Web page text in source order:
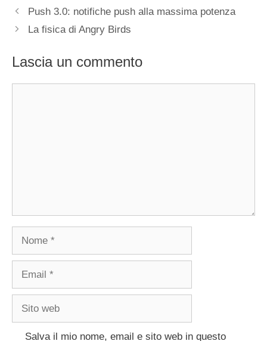
Push 3.0: notifiche push alla massima potenza
La fisica di Angry Birds
Lascia un commento
Nome
Email
Sito
Salva il mio nome, email e sito web in questo